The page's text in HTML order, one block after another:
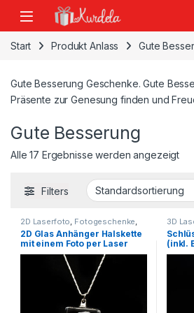
Skip to navigation
Skip to content
Start Produkt Anlass Gute
Gute Besserung Geschenke. Gute
Präsente zur Genesung finden und
Gute Besserung
Alle 17 Ergebnisse werden angezeigt
Filters
2D Laserfoto Fotogeschenke
Geschenkartikel
2D Glas Anhänger Halskette
mit einem Foto per Laser
graviert
3D
(inkl.